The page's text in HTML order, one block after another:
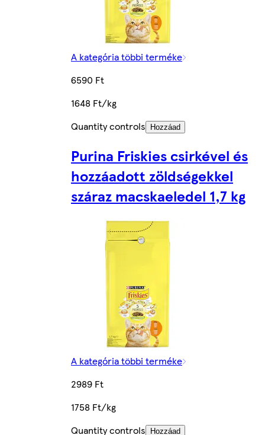
A kategória többi terméke
6590 Ft
1648 Ft/kg
Quantity controls
Hozzáad
Purina Friskies csirkével és
hozzáadott zöldségekkel
száraz macskaeledel 1,7 kg
A kategória többi terméke
2989 Ft
1758 Ft/kg
Quantity controls
Hozzáad